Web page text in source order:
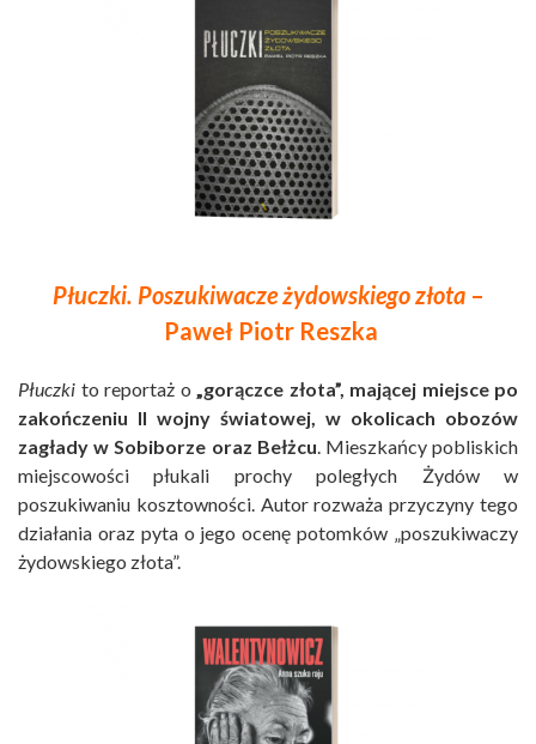
Płuczki. Poszukiwacze żydowskiego złota–
Paweł Piotr Reszka
Płuczki to reportaż o „gorączce złota”, mającej miejsce po
zakończeniu II wojny światowej, w okolicach obozów
zagłady w Sobiborze oraz Bełżcu. Mieszkańcy pobliskich
miejscowości płukali prochy poległych Żydów w
poszukiwaniu kosztowności. Autor rozważa przyczyny tego
działania oraz pyta o jego ocenę potomków „poszukiwaczy
żydowskiego złota”.